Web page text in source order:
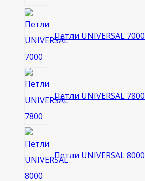
Петли UNIVERSAL 7000
Петли UNIVERSAL 7800
Петли UNIVERSAL 8000